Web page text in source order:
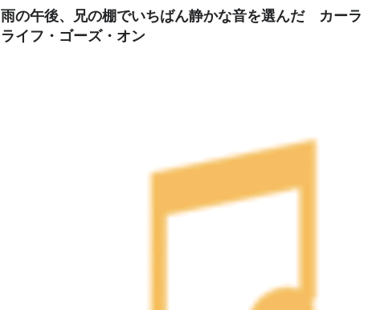
アーティスト:Dorothy Little Happy
出版社/メーカー:
avex trax
発売日:2013/02/20
雨の午後、兄の棚でいちばん静かな音を選んだ カーラ
ライフ・ゴーズ・オン